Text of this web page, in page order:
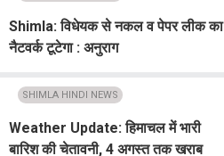
Shimla: विधेयक से नकल व पेपर लीक का
नैटवर्क टूटेगा : अनुराग
SHIMLA HINDI NEWS
Weather Update: हिमाचल में भारी
बारिश की चेतावनी, 4 अगस्त तक खराब